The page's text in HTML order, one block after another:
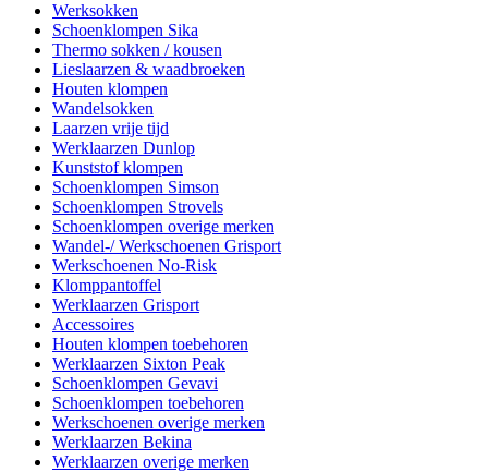
Werksokken
Schoenklompen Sika
Thermo sokken / kousen
Lieslaarzen & waadbroeken
Houten klompen
Wandelsokken
Laarzen vrije tijd
Werklaarzen Dunlop
Kunststof klompen
Schoenklompen Simson
Schoenklompen Strovels
Schoenklompen overige merken
Wandel-/ Werkschoenen Grisport
Werkschoenen No-Risk
Klomppantoffel
Werklaarzen Grisport
Accessoires
Houten klompen toebehoren
Werklaarzen Sixton Peak
Schoenklompen Gevavi
Schoenklompen toebehoren
Werkschoenen overige merken
Werklaarzen Bekina
Werklaarzen overige merken